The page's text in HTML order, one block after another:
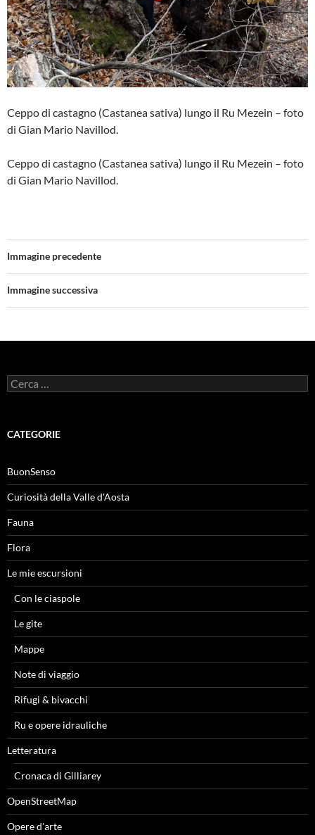
Ceppo di castagno (Castanea sativa) lungo il Ru Mezein – foto
di Gian Mario Navillod.
Ceppo di castagno (Castanea sativa) lungo il Ru Mezein – foto
di Gian Mario Navillod.
Immagine precedente
Immagine successiva
Ricerca
per:
CATEGORIE
BuonSenso
Curiosità della Valle d'Aosta
Fauna
Flora
Le mie escursioni
Con le ciaspole
Le gite
Mappe
Note di viaggio
Rifugi & bivacchi
Ru e opere idrauliche
Letteratura
Cronaca di Gilliarey
OpenStreetMap
Opere d'arte